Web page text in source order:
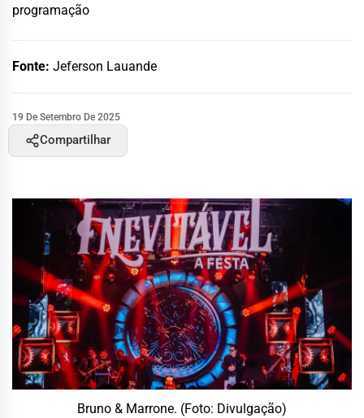
programação
Fonte: Jeferson Lauande
19 De Setembro De 2025
Compartilhar
Bruno & Marrone. (Foto: Divulgação)